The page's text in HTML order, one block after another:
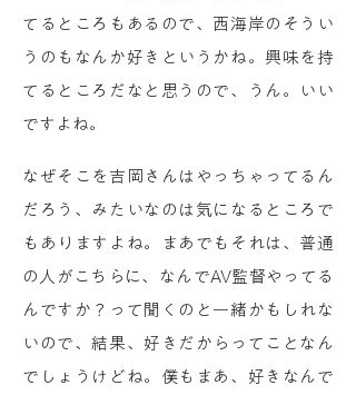
てるところもあるので、西海岸のそうい
うのもなんか好きというかね。興味を持
てるところだなと思うので、うん。いい
ですよね。
なぜそこを吉岡さんはやっちゃってるん
だろう、みたいなのは気になるところで
もありますよね。まあでもそれは、普通
の人がこちらに、なんでAV監督やってる
んですか？って聞くのと一緒かもしれな
いので、結果、好きだからってことなん
でしょうけどね。僕もまあ、好きなんで